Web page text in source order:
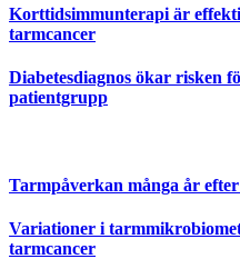
Korttidsimmunterapi är
tarmcancer
Diabetesdiagnos ökar risken
patientgrupp
Tarmpåverkan många år
Variationer i
tarmcancer